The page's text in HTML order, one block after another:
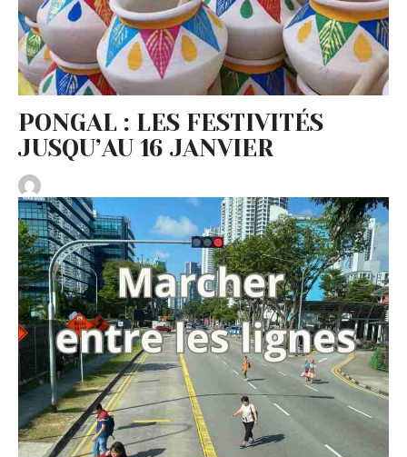
PONGAL : LES FESTIVITÉS
JUSQU’AU 16 JANVIER